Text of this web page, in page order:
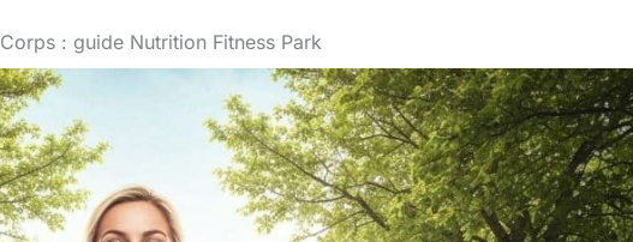
: guide Nutrition Fitness Park